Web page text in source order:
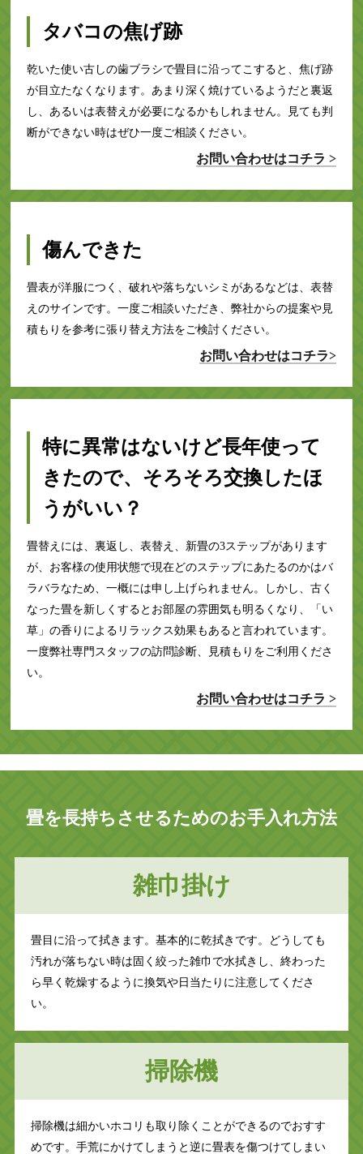
タバコの焦げ跡
乾いた使い古しの歯ブラシで畳目に沿ってこすると、焦げ跡
が目立たなくなります。あまり深く焼けているようだと裏返
し、あるいは表替えが必要になるかもしれません。見ても判
断ができない時はぜひ一度ご相談ください。
お問い合わせはコチラ >
傷んできた
畳表が洋服につく、破れや落ちないシミがあるなどは、表替
えのサインです。一度ご相談いただき、弊社からの提案や見
積もりを参考に張り替え方法をご検討ください。
お問い合わせはコチラ>
特に異常はないけど長年使って
きたので、そろそろ交換したほ
うがいい？
畳替えには、裏返し、表替え、新畳の3ステップがあります
が、お客様の使用状態で現在どのステップにあたるのかはバ
ラバラなため、一概には申し上げられません。しかし、古く
なった畳を新しくするとお部屋の雰囲気も明るくなり、「い
草」の香りによるリラックス効果もあると言われています。
一度弊社専門スタッフの訪問診断、見積もりをご利用くださ
い。
お問い合わせはコチラ >
畳を長持ちさせるためのお手入れ方法
雑巾掛け
畳目に沿って拭きます。基本的に乾拭きです。どうしても
汚れが落ちない時は固く絞った雑巾で水拭きし、終わった
ら早く乾燥するように換気や日当たりに注意してくださ
い。
掃除機
掃除機は細かいホコリも取り除くことができるのでおすす
めです。手荒にかけてしまうと逆に畳表を傷つけてしまい